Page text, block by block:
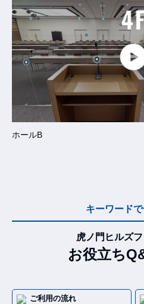
ホールB
キーワード
虎ノ門ヒルズ
お役立ち
ご利用の流れ